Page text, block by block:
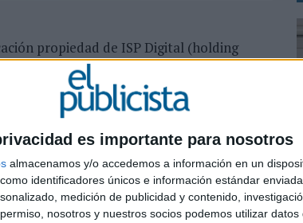
es importante para nosotros
almacenamos y/o accedemos a información en un
identificadores únicos e información estándar
medición de publicidad y contenido,
nosotros y nuestros socios podemos utilizar datos
propiedad de ISP Digital (holding
a Jawinda Payano nueva directora general
y el data. Desde su nueva
negocio en España con el desarrollo del
marketing y al investigación
avalan que esta partida
para El Publicista en una
y Data 2019. Pero para la